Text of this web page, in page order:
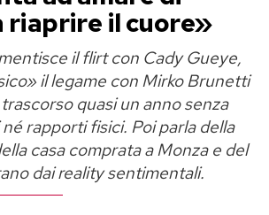
riaprire il cuore»
il flirt con Cady Gueye,
il legame con Mirko Brunetti
quasi un anno senza
rapporti fisici. Poi parla della
casa comprata a Monza e del
dai reality sentimentali.